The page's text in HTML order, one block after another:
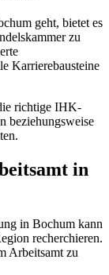
geht, bietet es
zu
Karrierebausteine
richtige IHK-
beziehungsweise
in
in Bochum kann
recherchieren.
Arbeitsamt zu